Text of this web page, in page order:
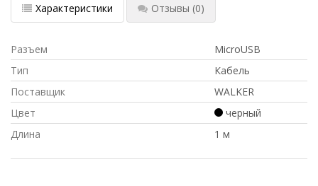
Характеристики Отзывы (0)
Разъем
MicroUSB
Тип
Кабель
Поставщик
WALKER
Цвет
черный
Длина
1 м